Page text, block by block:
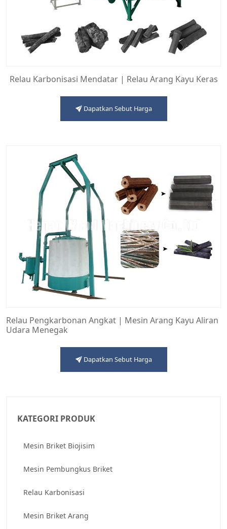
KATEGORI PRODUK
Mesin Briket Biojisim
Mesin Pembungkus Briket
Relau Karbonisasi
Mesin Briket Arang
Relau Karbonisasi Mendatar | Relau Arang Kayu Keras
Dapatkan Sebut Harga
Relau Pengkarbonan Angkat | Mesin Arang Kayu Aliran
Udara Menegak
Dapatkan Sebut Harga